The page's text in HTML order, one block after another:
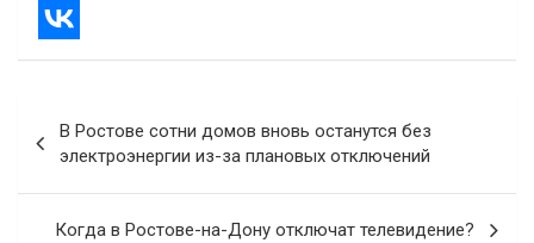
по
записям
В Ростове сотни домов вновь останутся без
электроэнергии из-за плановых отключений
Когда в Ростове-на-Дону отключат телевидение?